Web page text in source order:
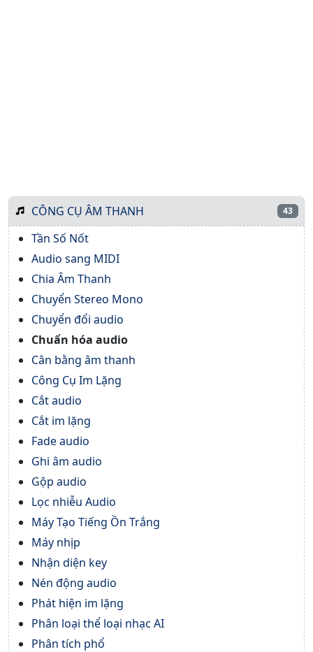
CÔNG CỤ ÂM THANH 43
Tần Số Nốt
Audio sang MIDI
Chia Âm Thanh
Chuyển Stereo Mono
Chuyển đổi audio
Chuẩn hóa audio
Cân bằng âm thanh
Công Cụ Im Lặng
Cắt audio
Cắt im lặng
Fade audio
Ghi âm audio
Gộp audio
Lọc nhiễu Audio
Máy Tạo Tiếng Ồn Trắng
Máy nhịp
Nhận diện key
Nén động audio
Phát hiện im lặng
Phân loại thể loại nhạc AI
Phân tích phổ